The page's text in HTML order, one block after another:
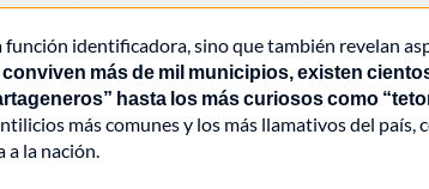
identificadora, sino que también revelan
más de mil municipios, existen
hasta los más curiosos como
más comunes y los más llamativos del país,
a la nación.